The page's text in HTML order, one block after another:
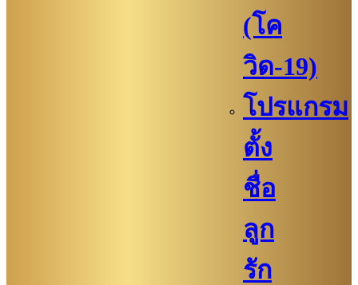
(โค
วิด-19)
โปรแกรม
ตั้ง
ชื่อ
ลูก
รัก